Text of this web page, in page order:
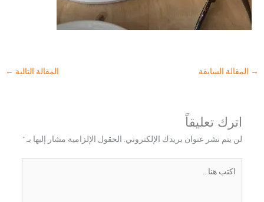
→ المقالة السابقة المقالة التالية ←
اترك تعليقاً
لن يتم نشر عنوان بريدك الإلكتروني. الحقول الإلزامية مشار إليها بـ *
هنا...